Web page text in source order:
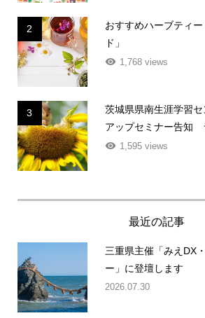
2
おすすめハーブティ
ド」
1,768 views
3
茨城県県南生涯学習
アップセミナー告知
1,595 views
最近の記事
三重県主催「みえDX
ー」に登壇します
2026.07.30